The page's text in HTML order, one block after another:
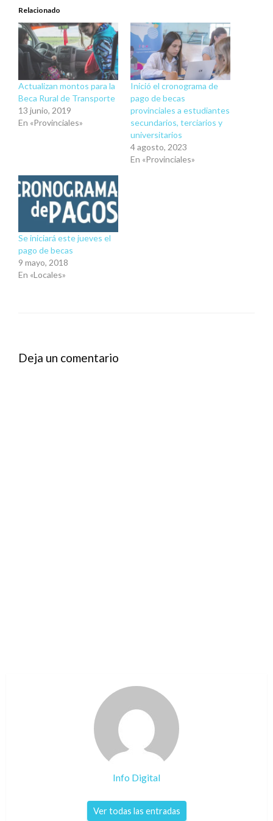
Relacionado
Actualizan montos para la
Beca Rural de Transporte
13 junio, 2019
En «Provinciales»
Inició el cronograma de
pago de becas
provinciales a estudiantes
secundarios, terciarios y
universitarios
4 agosto, 2023
En «Provinciales»
Se iniciará este jueves el
pago de becas
9 mayo, 2018
En «Locales»
Deja un comentario
Info Digital
Ver todas las entradas